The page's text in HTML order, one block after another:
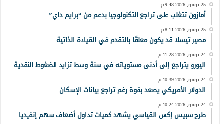
25 يونيو, 2026 9:48 م
أمازون تتغلب على تراجع التكنولوجيا بدعم من “برايم داي”
25 يونيو, 2026 8:11 م
مصير تيسلا قد يكون معلقًا بالتقدم في القيادة الذاتية
24 يونيو, 2026 11:28 م
اليورو يتراجع إلى أدنى مستوياته في سنة وسط تزايد الضغوط النقدية
24 يونيو, 2026 10:39 م
الدولار الأمريكي يصعد بقوة رغم تراجع بيانات الإسكان
24 يونيو, 2026 10:24 م
طرح سبيس إكس القياسي يشهد كميات تداول أضعاف سهم إنفيديا